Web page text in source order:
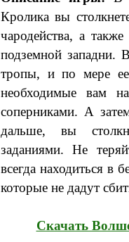
Кролика вы
чародейства, а
подземной западни.
тропы, и по мере ее
необходимые вам
соперниками. А
дальше, вы
заданиями. Не
всегда находиться в
которые не дадут
Скачать